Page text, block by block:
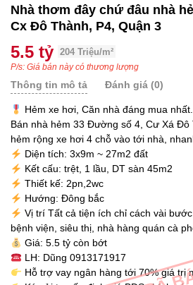
Nhà thơm đây chứ đâu nhà
Cx Đô Thành, P4, Quận 3
5.5 tỷ 204 Triệu/m²
P/s: Giá bán này có thương lượng
Thông tin mô tả Đánh giá (0)
Hẻm xe hơi, Căn nhà đáng mua
Bán nhà hẻm 33 Đường số 4, Cư Xá Đô
hẻm rộng xe hơi 4 chỗ vào tới nhà,
Diện tích: 3x9m ~ 27m2 đất
Kết cấu: trệt, 1 lầu, DT sàn 45m2
Thiết kế: 2pn,2wc
Hướng: Đông bắc
Vị trí Tất cả tiện ích chỉ cách vài
bệnh viện, siêu thị, nhà hàng quán cà
Giá: 5.5 tỷ còn bớt
LH: Dũng 0913171917
Hỗ trợ vay ngân hàng tới 70% giá trị